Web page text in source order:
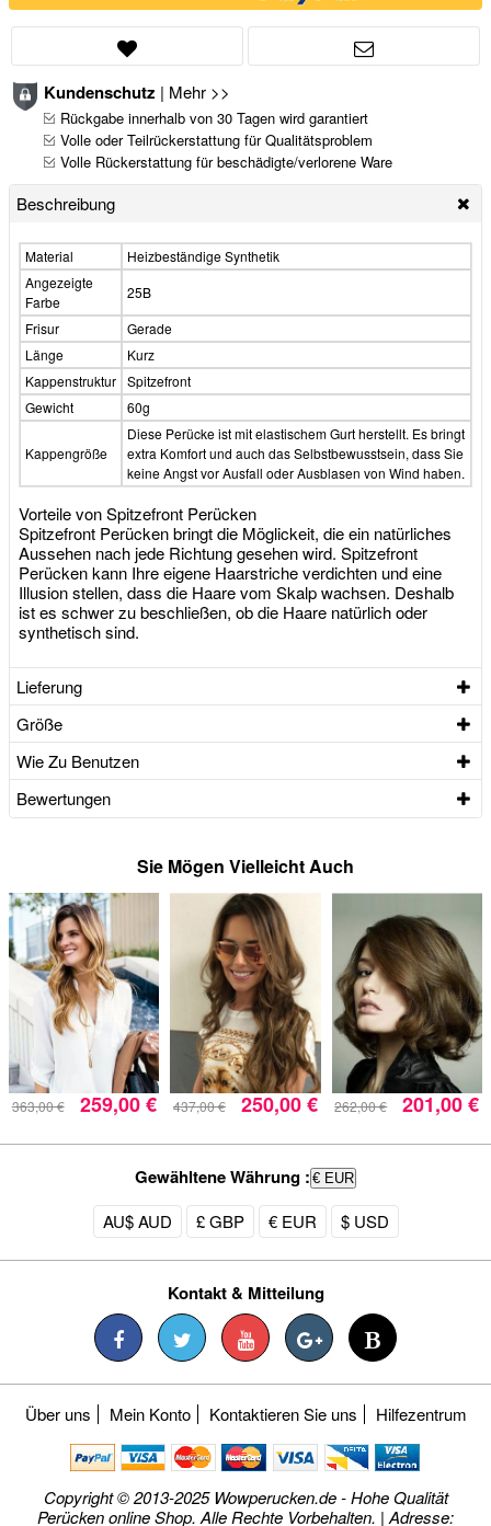
Kundenschutz | Mehr >>
Rückgabe innerhalb von 30 Tagen wird garantiert
Volle oder Teilrückerstattung für Qualitätsproblem
Volle Rückerstattung für beschädigte/verlorene Ware
Beschreibung
Material
Heizbeständige Synthetik
Angezeigte
Farbe
25B
Frisur
Gerade
Länge
Kurz
Kappenstruktur Spitzefront
Gewicht
60g
Kappengröße
Diese Perücke ist mit elastischem Gurt herstellt. Es bringt
extra Komfort und auch das Selbstbewusstsein, dass Sie
keine Angst vor Ausfall oder Ausblasen von Wind haben.
Vorteile von Spitzefront Perücken
Spitzefront Perücken bringt die Möglickeit, die ein natürliches
Aussehen nach jede Richtung gesehen wird. Spitzefront
Perücken kann Ihre eigene Haarstriche verdichten und eine
Illusion stellen, dass die Haare vom Skalp wachsen. Deshalb
ist es schwer zu beschließen, ob die Haare natürlich oder
synthetisch sind.
Lieferung
Größe
Wie Zu Benutzen
Bewertungen
Sie Mögen Vielleicht Auch
363,00 € 259,00 € 437,00 € 250,00 € 262,00 € 201,00 €
Gewähltene Währung : € EUR
AU$ AUD £ GBP € EUR $ USD
Kontakt & Mitteilung
Über uns Mein Konto Kontaktieren Sie uns Hilfezentrum
Copyright © 2013-2025 Wowperucken.de - Hohe Qualität
Perücken online Shop. Alle Rechte Vorbehalten. | Adresse: